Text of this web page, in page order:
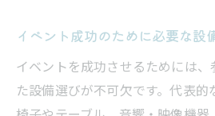
イベント成功のために必要な設
イベントを成功させるためには、
た設備選びが不可欠です。代表